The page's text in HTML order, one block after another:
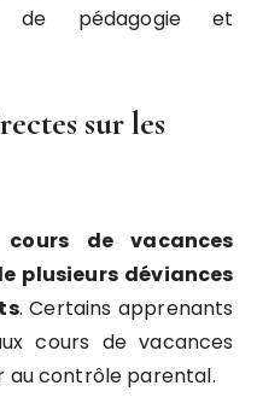
de pédagogie et
sur les
cours de vacances
plusieurs déviances
. Certains apprenants
cours de vacances
au contrôle parental.